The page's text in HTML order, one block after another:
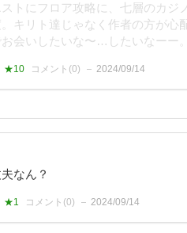
トにフロア攻略に、七層のカジ
キリト達じゃなく作者の方が心
会いしたいな〜…したいなーー
★10 コメント(0) 2024/09/14
なん？
★1 コメント(0) 2024/09/14